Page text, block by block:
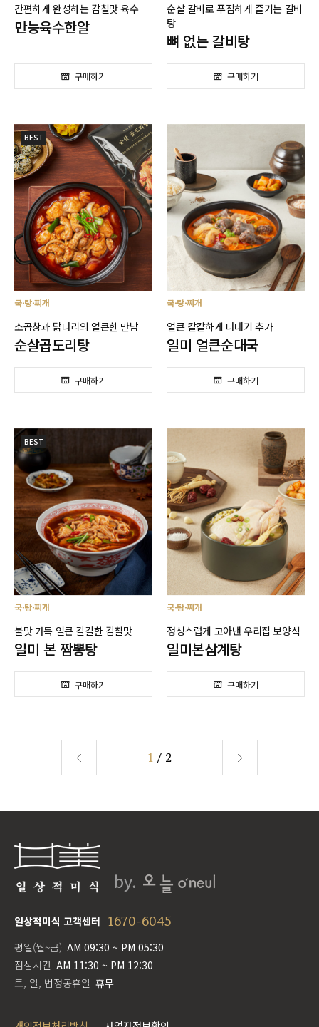
간편하게 완성하는 감칠맛 육수
만능육수한알
순살 갈비로 푸짐하게 즐기는 갈비
탕
뼈 없는 갈비탕
BEST
국·탕·찌개
소곱창과 닭다리의 얼큰한 만남
순살곱도리탕
국·탕·찌개
얼큰 칼칼하게 다대기 추가
일미 얼큰순대국
BEST
국·탕·찌개
불맛 가득 얼큰 칼칼한 감칠맛
일미 본 짬뽕탕
국·탕·찌개
정성스럽게 고아낸 우리집 보양식
일미본삼계탕
1 / 2
일상적미식 고객센터 1670-6045
평일(월~금) AM 09:30 ~ PM 05:30
점심시간 AM 11:30 ~ PM 12:30
토, 일, 법정공휴일 휴무